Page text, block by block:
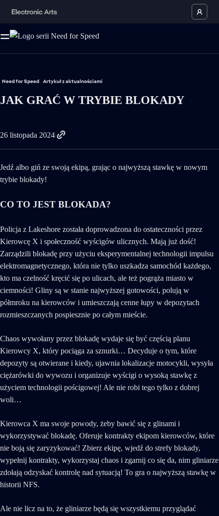
Need for Speed Artykuł z aktualnościami
JAK GRAĆ W TRYBIE BLOKADY
26 listopada 2024
Jedź albo giń ze swoją ekipą, grając o najwyższą stawkę w nowym
trybie blokady!
CO TO JEST BLOKADA?
Policja z Lakeshore została doprowadzona do ostateczności przez
Kierowcę X i społeczność wyścigów ulicznych. Mają już dość!
Zarządzili blokadę przy użyciu eksperymentalnej technologii impulsu
elektromagnetycznego, która nie tylko uszkadza samochód każdego,
kto ma czelność kręcić się po ulicach, ale też pogrąża miasto w
ciemności! Gliny są w stanie najwyższej gotowości, polują w
półmroku na kierowców i umieszczają cenne łupy w depozytach
rozmieszczanych pospiesznie po całym mieście.
Chaos wywołany przez blokadę wydaje się być częścią planu
Kierowcy X, który pociąga za sznurki… Decyduje o tym, które
depozyty są otwierane i kiedy, ujawnia lokalizacje motocykli, wysyła
ciężarówki do wywozu i organizuje wyścigi o wysoką stawkę z
użyciem technologii pościgowej! Ale nie robi tego tylko z dobrej
woli…
Kierowca X ma swoje powody, żeby bawić się z glinami i
wykorzystywać blokadę. Oferuje kontrakty ekipom kierowców, które
nie boją się zaryzykować! Zbierz ekipę, wjedź do strefy blokady,
wypełnij kontrakty, wykorzystaj chaos i zgarnij co się da, nim gliniarze
zdołają odzyskać kontrolę nad sytuacją! To gra o najwyższą stawkę w
historii NFS.
Ale nie licz na to, że gliniarze będą się wszystkiemu przyglądać